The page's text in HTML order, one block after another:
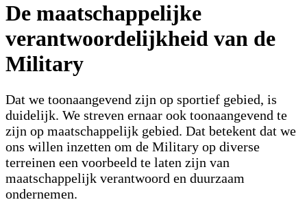
De maatschappelijke
verantwoordelijkheid van de
Military
Dat we toonaangevend zijn op sportief gebied, is
duidelijk. We streven ernaar ook toonaangevend te
zijn op maatschappelijk gebied. Dat betekent dat we
ons willen inzetten om de Military op diverse
terreinen een voorbeeld te laten zijn van
maatschappelijk verantwoord en duurzaam
ondernemen.